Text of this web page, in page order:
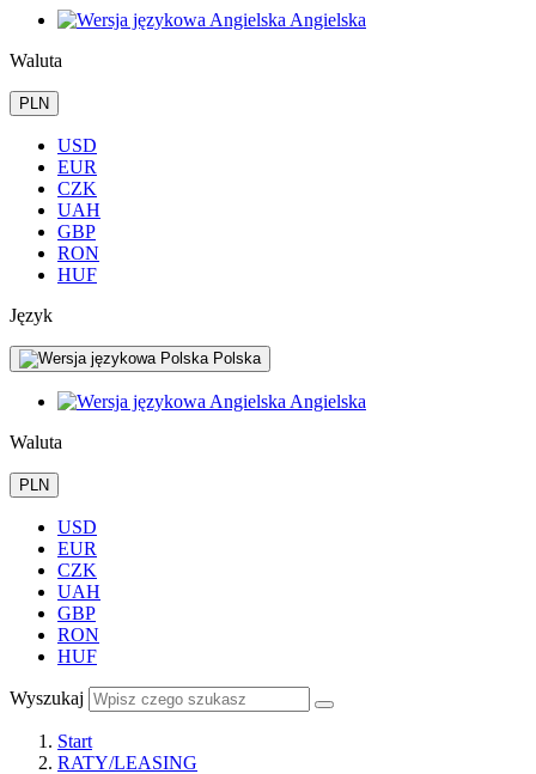
Angielska
Waluta
PLN
USD
EUR
CZK
UAH
GBP
RON
HUF
Język
Polska
Angielska
Waluta
PLN
USD
EUR
CZK
UAH
GBP
RON
HUF
Wyszukaj
Start
RATY/LEASING